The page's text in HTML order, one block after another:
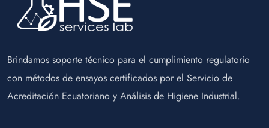
Brindamos soporte técnico para el cumplimiento regulatorio
con métodos de ensayos certificados por el Servicio de
Acreditación Ecuatoriano y Análisis de Higiene Industrial.